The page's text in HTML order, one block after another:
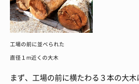
工場の前に並べられた
直径１m近くの大木
まず、工場の前に横たわる３本の大木